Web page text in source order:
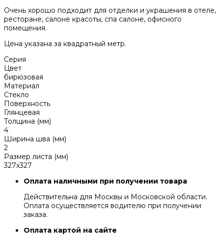
Очень хорошо подходит для отделки и украшения в отеле,
ресторане, салоне красоты, спа салоне, офисного
помещения.
Цена указана за квадратный метр.
Серия
Цвет
бирюзовая
Материал
Стекло
Поверхность
Глянцевая
Толщина (мм)
4
Ширина шва (мм)
2
Размер листа (мм)
327x327
Оплата наличными при получении товара
Действительна для Москвы и Московской области.
Оплата осуществляется водителю при получении
заказа.
Оплата картой на сайте